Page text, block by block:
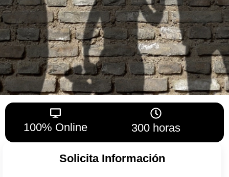
100% Online 300 horas
Solicita Información